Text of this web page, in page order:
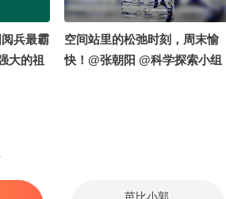
飞鸿 @搜狐视频官方小助手 @
搜狐视频关注流大会
兵最霸
大的祖
空间站里的松弛时刻，周末愉
快！@张朝阳 @科学探索小组